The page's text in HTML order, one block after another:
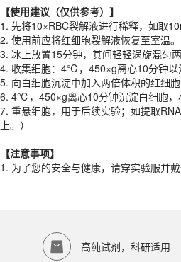
3.冰上放置15分钟，其间轻轻涡旋混匀
4. 收集细胞：4℃，450×g离心10分钟以
5. 向白细胞沉淀中加入两倍体积的红细
6. 4℃，450×g离心10分钟沉淀白细胞，
7. 重悬细胞，用于后续实验；如提取
【注意事项】
1. 为了您的安全与健康，请穿实验服并
产品规格
规格
100ml、500ml
存储条件
该产品如何保存？
【使用建议 （仅供参考） 】
1. 先将10×RBC裂解液进行稀释，如取
2. 使用前应将红细胞裂解液恢复至室温
3. 冰上放置15分钟，其间轻轻涡旋混匀
4. 收集细胞：4℃，450×g离心10分钟以
5. 向白细胞沉淀中加入两倍体积的红细
6. 4℃，450×g离心10分钟沉淀白细胞，
7. 重悬细胞，用于后续实验；如提取
上。）
【注意事项】
1. 为了您的安全与健康，请穿实验服并戴
高纯试剂，科研适用